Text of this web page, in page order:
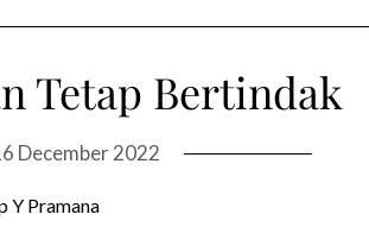
Tetap Bertindak
December 2022
Y Pramana